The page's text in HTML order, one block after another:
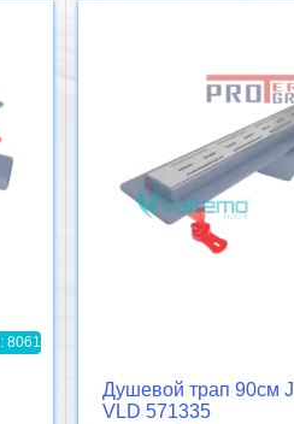
8061
Душевой трап 90см
VLD 571335